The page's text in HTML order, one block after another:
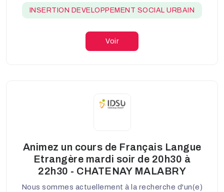
INSERTION DEVELOPPEMENT SOCIAL URBAIN
Voir
Animez un cours de Français Langue
Etrangère mardi soir de 20h30 à
22h30 - CHATENAY MALABRY
Nous sommes actuellement à la recherche d'un(e)